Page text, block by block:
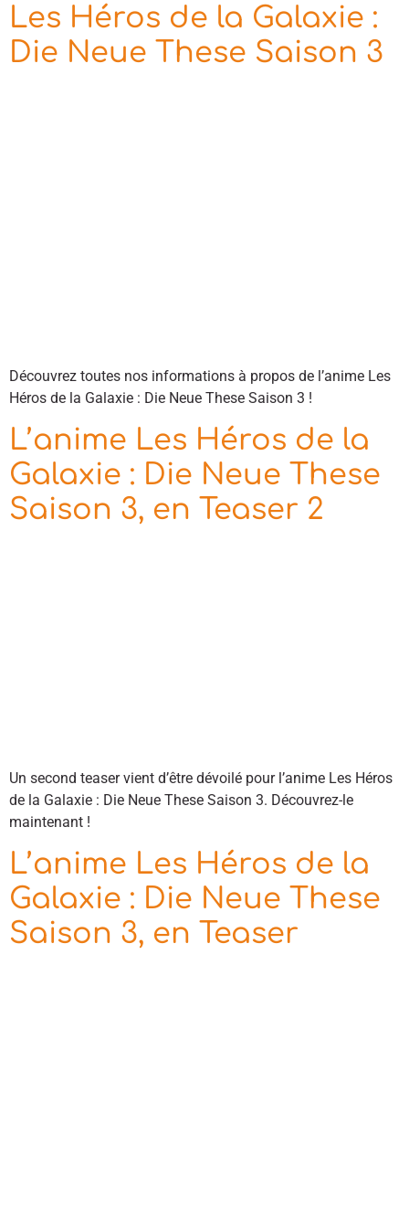
Les Héros de la Galaxie :
Die Neue These Saison 3
Découvrez toutes nos informations à propos de l’anime Les
Héros de la Galaxie : Die Neue These Saison 3 !
L’anime Les Héros de la
Galaxie : Die Neue These
Saison 3, en Teaser 2
Un second teaser vient d’être dévoilé pour l’anime Les Héros
de la Galaxie : Die Neue These Saison 3. Découvrez-le
maintenant !
L’anime Les Héros de la
Galaxie : Die Neue These
Saison 3, en Teaser